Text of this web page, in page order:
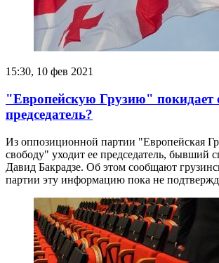
15:30, 10 фев 2021
"Европейскую Грузию" покидает
председатель?
Из оппозиционной партии "Европейская
свободу" уходит ее председатель, бывший
Давид Бакрадзе. Об этом сообщают
партии эту информацию пока не